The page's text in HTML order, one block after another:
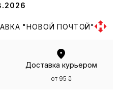
"НОВОЙ ПОЧТОЙ"
Доставка курьером
от 95 ₴